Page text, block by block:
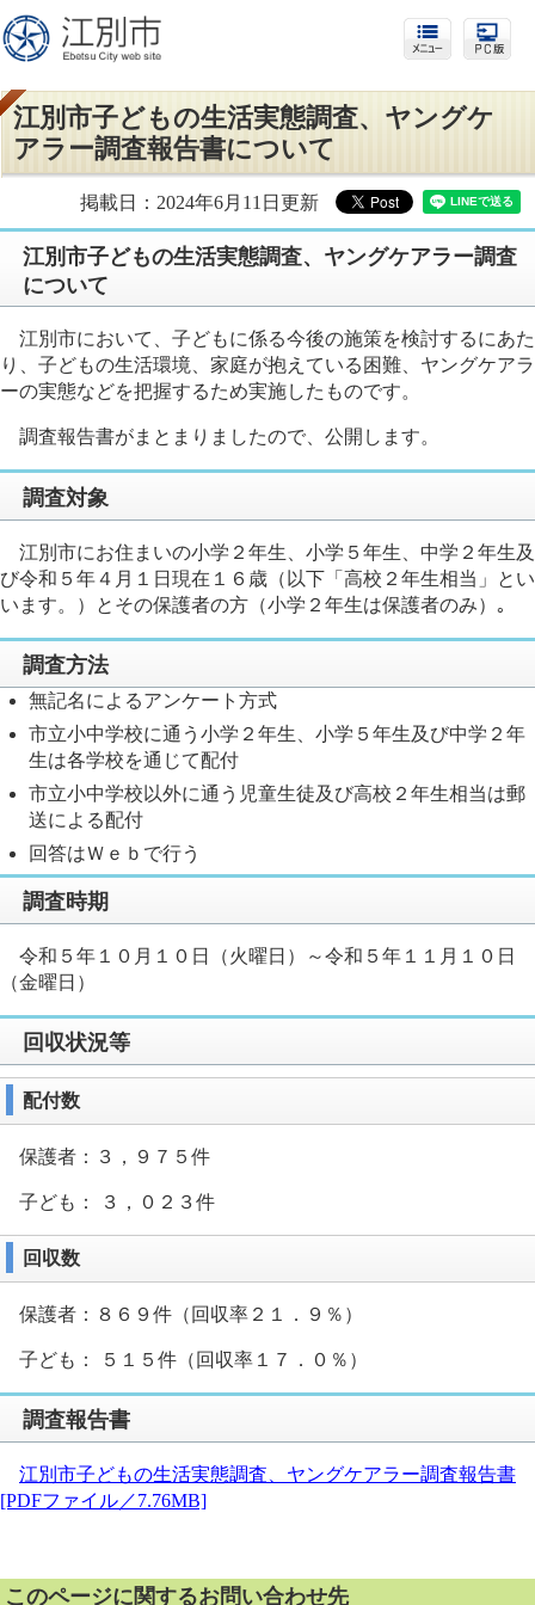
江別市子どもの生活実態調査、ヤングケ
アラー調査報告書について
掲載日：2024年6月11日更新
江別市子どもの生活実態調査、ヤングケアラー調査
について
江別市において、子どもに係る今後の施策を検討するにあた
り、子どもの生活環境、家庭が抱えている困難、ヤングケアラ
ーの実態などを把握するため実施したものです。
調査報告書がまとまりましたので、公開します。
調査対象
江別市にお住まいの小学２年生、小学５年生、中学２年生及
び令和５年４月１日現在１６歳（以下「高校２年生相当」とい
います。）とその保護者の方（小学２年生は保護者のみ）｡
調査方法
無記名によるアンケート方式
市立小中学校に通う小学２年生、小学５年生及び中学２年
生は各学校を通じて配付
市立小中学校以外に通う児童生徒及び高校２年生相当は郵
送による配付
回答はＷｅｂで行う
調査時期
令和５年１０月１０日（火曜日）～令和５年１１月１０日
（金曜日）
回収状況等
配付数
保護者：３，９７５件
子ども： ３，０２３件
回収数
保護者：８６９件（回収率２１．９％）
子ども： ５１５件（回収率１７．０％）
調査報告書
江別市子どもの生活実態調査、ヤングケアラー調査報告書
[PDFファイル／7.76MB]
このページに関するお問い合わせ先